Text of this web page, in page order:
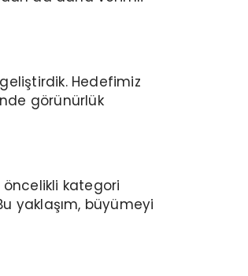
Hedefimiz
görünürlük
öncelikli kategori
yaklaşım, büyümeyi